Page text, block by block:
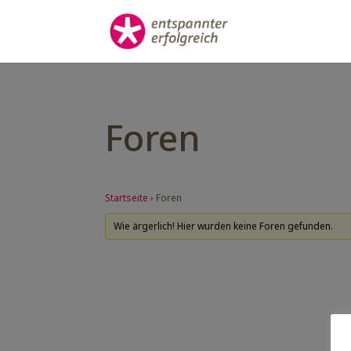
Foren
Startseite › Foren
Wie ärgerlich! Hier wurden keine Foren gefunden.